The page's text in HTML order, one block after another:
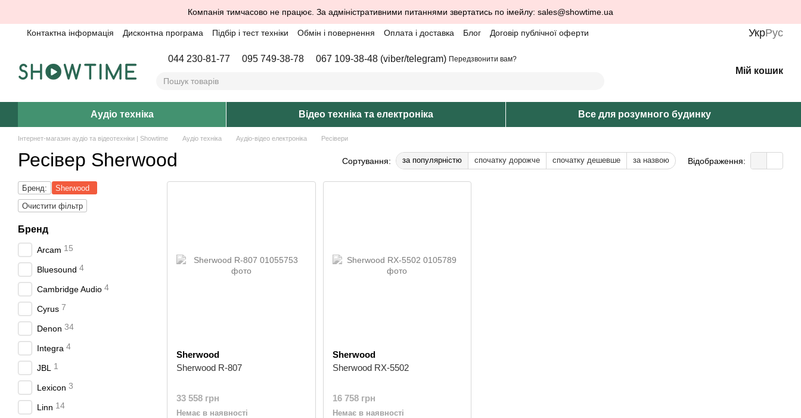
Компанія тимчасово не працює. За адміністративними питаннями звертатись по імейлу: sales@showtime.ua
Контактна інформація Дисконтна програма Підбір і тест техніки Обмін і повернення Оплата і доставка Блог Договір публічної оферти УкрРус
044 230-81-77 095 749-38-78 067 109-38-48 (viber/telegram) Передзвонити вам?
Мій кошик
Аудіо техніка Відео техніка та електроніка Все для розумного будинку
Інтернет-магазин аудіо та відеотехніки | Showtime Аудіо техніка Аудіо-відео електроніка Ресівери
Ресівер Sherwood Сортування: за популярністю спочатку дорожче спочатку дешевше за назвою Відображення:
Sherwood
Sherwood R-807
33 558 грн
Немає в наявності
Sherwood
Sherwood RX-5502
16 758 грн
Немає в наявності
Бренд:
Sherwood
Очистити фільтр
Бренд
Arcam 15
Bluesound 4
Cambridge Audio 4
Cyrus 7
Denon 34
Integra 4
JBL 1
Lexicon 3
Linn 14